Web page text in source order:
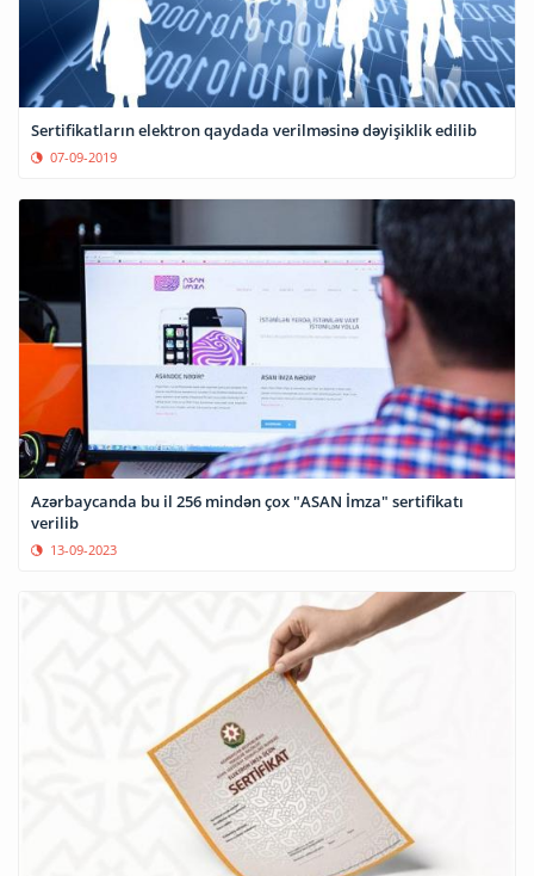
Sertifikatların elektron qaydada verilməsinə dəyişiklik edilib
07-09-2019
Azərbaycanda bu il 256 mindən çox "ASAN İmza" sertifikatı
verilib
13-09-2023